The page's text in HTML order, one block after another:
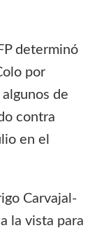
determinó
por
de
contra
en el
Carvajal-
la vista para